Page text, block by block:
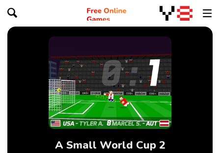
A Small World Cup 2